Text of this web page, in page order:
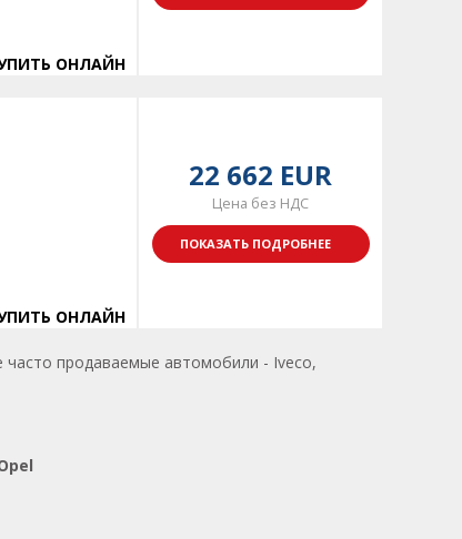
ОНЛАЙН
ОНЛАЙН
22 662 EUR
Цена без НДС
ПОКАЗАТЬ ПОДРОБНЕЕ
продаваемые автомобили - Iveco,